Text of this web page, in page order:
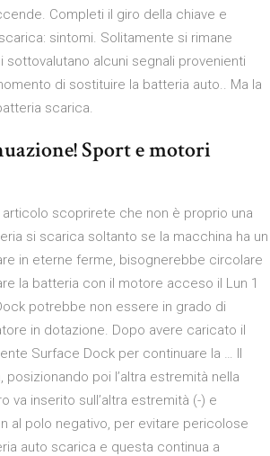
Completi il giro della chiave e
sintomi. Solitamente si rimane
alcuni segnali provenienti
di sostituire la batteria auto.. Ma la
scarica.
Sport e motori
articolo scoprirete che non è proprio una
si scarica soltanto se la macchina ha un
in eterne ferme, bisognerebbe circolare
la batteria con il motore acceso il Lun 1
potrebbe non essere in grado di
in dotazione. Dopo avere caricato il
Surface Dock per continuare la … Il
poi l’altra estremità nella
va inserito sull’altra estremità (-) e
al polo negativo, per evitare pericolose
auto scarica e questa continua a